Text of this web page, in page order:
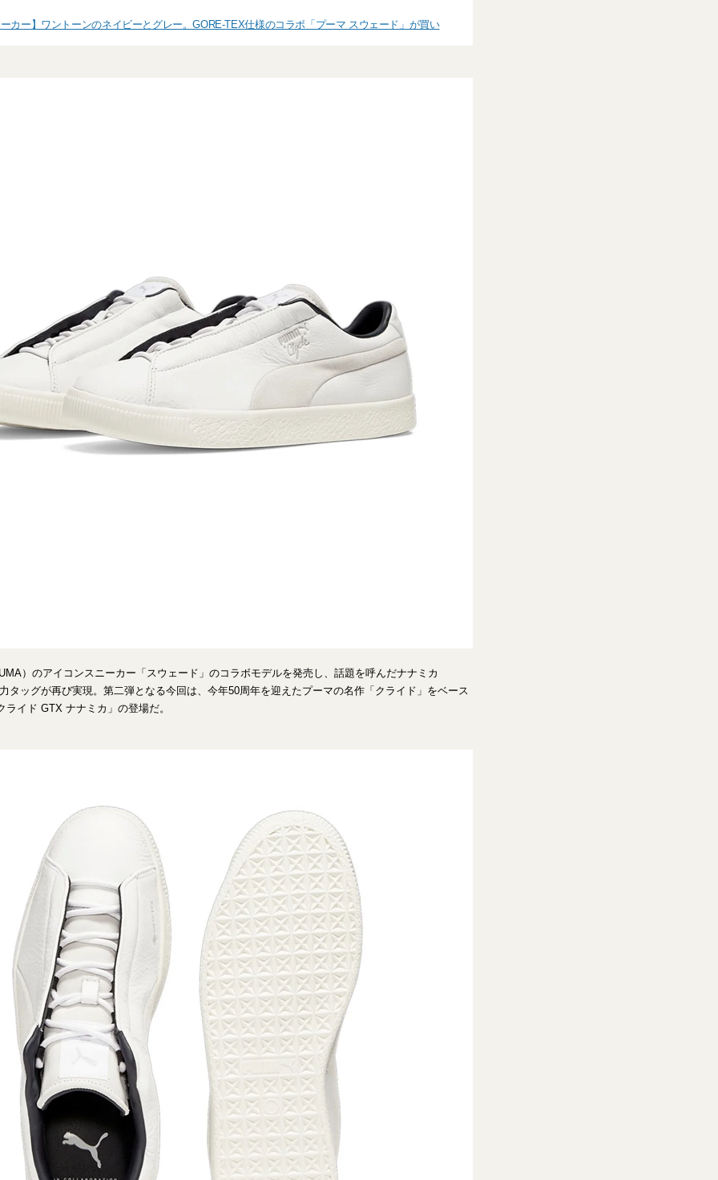
ーカー】ワントーンのネイビーとグレー。GORE-TEX仕様のコラボ「プーマ スウェード」が買い
）のアイコンスニーカー「スウェード」のコラボモデルを発売し、話題を呼んだナナミカ
力タッグが再び実現。第二弾となる今回は、今年50周年を迎えたプーマの名作「クライド」をベース
ライド GTX ナナミカ」の登場だ。